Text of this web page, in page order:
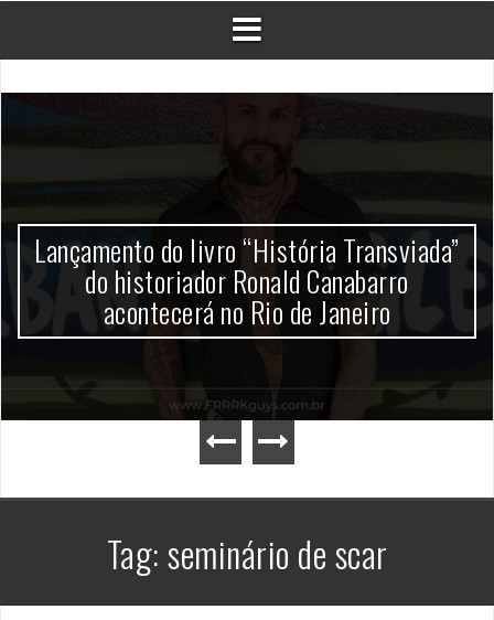
Lançamento do livro “História Transviada”
do historiador Ronald Canabarro
acontecerá no Rio de Janeiro
Tag:seminário de scar